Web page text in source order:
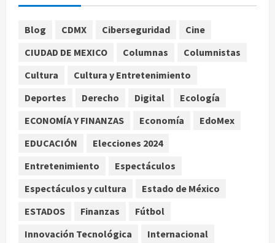
Lotería Nacional emite billete por
centenario de la Asociación de
agosto 7, 2026
Desplome de la IA arrastra a fondos
estrella de Wall Street
Estudio en Science vincula el
consumo de fruta ancestral con la
Blog CDMX Ciberseguridad
Cine
CIUDAD DE MEXICO
Columnas
Columnistas
Cultura
Cultura y Entretenimiento
Deportes
Derecho Digital
Ecología
ECONOMÍA Y FINANZAS
Economía
EdoMex
EDUCACIÓN
Elecciones 2024
Entretenimiento
Espectáculos
Espectáculos y cultura
Estado de México
ESTADOS
Finanzas
Fútbol
Innovación Tecnológica
Internacional